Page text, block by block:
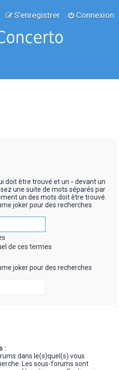
Connexion
S’enregistrer
doit être trouvé et un - devant un
une suite de mots séparés par
un des mots doit être trouvé.
joker pour des recherches
de ces termes
joker pour des recherches
:
dans le(s)quel(s) vous
Les sous-forums sont